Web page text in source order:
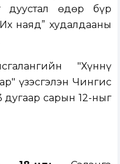
дуустал өдөр бүр
наяд” худалдааны
"Хүннү
үзэсгэлэн Чингис
дугаар сарын 12-ныг